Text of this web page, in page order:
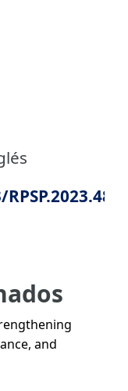
and